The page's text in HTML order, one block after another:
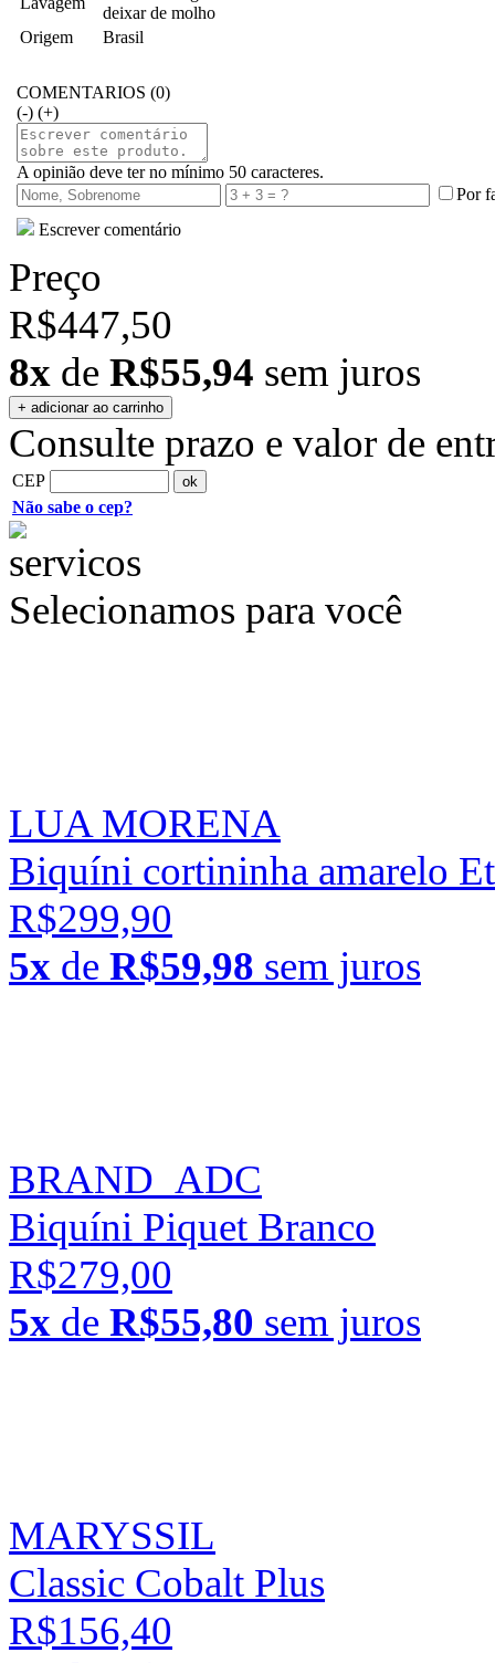
deixar de molho
Origem
Brasil
COMENTARIOS (0)
(-) (+)
A opinião deve ter no mínimo 50 caracteres.
Por
Escrever comentário
Preço
R$447,50
8x de R$55,94 sem juros
Consulte prazo e valor de
CEP
Não sabe o cep?
Selecionamos para você
LUA MORENA
Biquíni cortininha amarelo
R$299,90
5x de R$59,98 sem juros
BRAND_ADC
Biquíni Piquet Branco
R$279,00
5x de R$55,80 sem juros
MARYSSIL
Classic Cobalt Plus
R$156,40